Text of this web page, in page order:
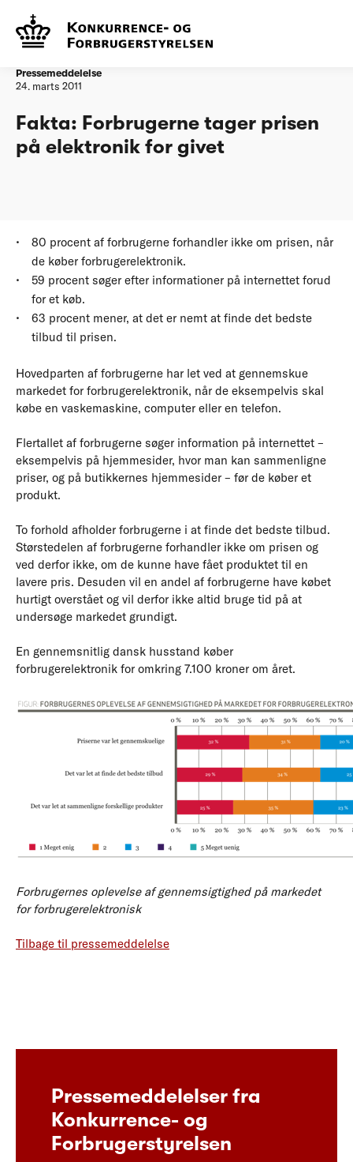
Mere aktive forbrugere vil
styrke konkurrencen
Pressemeddelelse
24. marts 2011
Fakta: Forbrugerne tager prisen
på elektronik for givet
80 procent af forbrugerne forhandler ikke om prisen, når
de køber forbrugerelektronik.
59 procent søger efter informationer på internettet forud
for et køb.
63 procent mener, at det er nemt at finde det bedste
tilbud til prisen.
Hovedparten af forbrugerne har let ved at gennemskue
markedet for forbrugerelektronik, når de eksempelvis skal
købe en vaskemaskine, computer eller en telefon.
Flertallet af forbrugerne søger information på internettet –
eksempelvis på hjemmesider, hvor man kan sammenligne
priser, og på butikkernes hjemmesider – før de køber et
produkt.
To forhold afholder forbrugerne i at finde det bedste tilbud.
Størstedelen af forbrugerne forhandler ikke om prisen og
ved derfor ikke, om de kunne have fået produktet til en
lavere pris. Desuden vil en andel af forbrugerne have købet
hurtigt overstået og vil derfor ikke altid bruge tid på at
undersøge markedet grundigt.
En gennemsnitlig dansk husstand køber
forbrugerelektronik for omkring 7.100 kroner om året.
Forbrugernes oplevelse af gennemsigtighed på markedet
for forbrugerelektronisk
Tilbage til pressemeddelelse
Pressemeddelelser fra
Konkurrence- og
Forbrugerstyrelsen